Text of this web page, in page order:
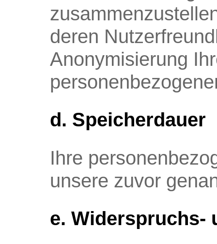
deren
Anonymisierung
d. Speicherdauer
Ihre
unsere zuvor
e. Widerspruchs-